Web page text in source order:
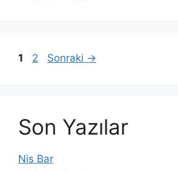
Yazı
Sayfa
1 Sayfa
2 Sonraki →
Son Yazılar
Nis Bar